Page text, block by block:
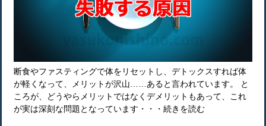
断食やファスティングで体をリセットし、デトックスすれば体
が軽くなって、メリットが沢山……あると言われています。 と
ころが、どうやらメリットではなくデメリットもあって、これ
が実は深刻な問題となっています・・・続きを読む